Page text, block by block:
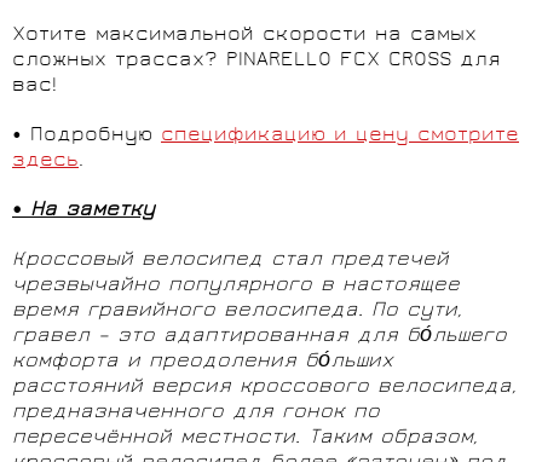
Хотите максимальной скорости на самых
сложных трассах? PINARELLO FCX CROSS для
вас!
• Подробную спецификацию и цену смотрите
здесь.
•На заметку
Кроссовый велосипед стал предтечей
чрезвычайно популярного в настоящее
время гравийного велосипеда. По сути,
гравел – это адаптированная для бо́льшего
комфорта и преодоления бо́льших
расстояний версия кроссового велосипеда,
предназначенного для гонок по
пересечённой местности. Таким образом,